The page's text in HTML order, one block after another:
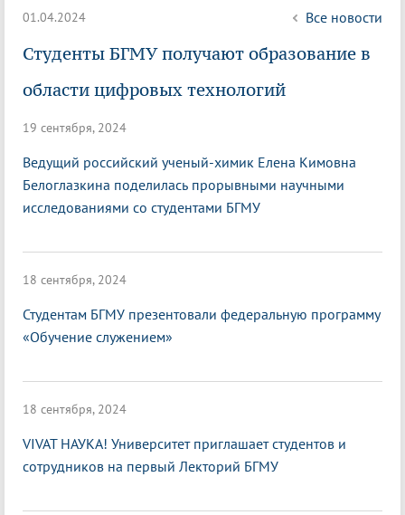
01.04.2024 Все новости
Студенты БГМУ получают образование в
области цифровых технологий
19 сентября, 2024
Ведущий российский ученый-химик Елена Кимовна
Белоглазкина поделилась прорывными научными
исследованиями со студентами БГМУ
18 сентября, 2024
Студентам БГМУ презентовали федеральную программу
«Обучение служением»
18 сентября, 2024
VIVAT НАУКА! Университет приглашает студентов и
сотрудников на первый Лекторий БГМУ